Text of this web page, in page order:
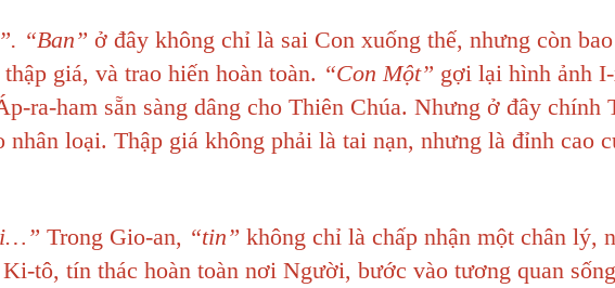
“Ban” ở đây không chỉ là sai Con xuống thế, nhưng còn
giá, và trao hiến hoàn toàn. “Con Một” gợi lại hình ảnh
ra-ham sẵn sàng dâng cho Thiên Chúa. Nhưng ở đây chính
nhân loại. Thập giá không phải là tai nạn, nhưng là đỉnh cao
Trong Gio-an, “tin” không chỉ là chấp nhận một chân lý,
tô, tín thác hoàn toàn nơi Người, bước vào tương quan